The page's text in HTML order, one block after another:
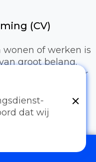
(CV)
of werken is
groot belang.
zorgen door
installeren van
radiatorkranen
dat wij